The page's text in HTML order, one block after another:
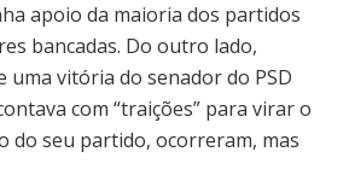
apoio da maioria dos partidos
bancadas. Do outro lado,
uma vitória do senador do PSD
com “traições” para virar o
do seu partido, ocorreram, mas